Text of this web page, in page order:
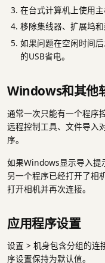
在台式计算机上使用主
移除集线器、扩展坞和
如果问题在空闲时间
的USB省电。
Windows和其他
通常一次只能有一个程序
远程控制工具、文件导入
序。
如果Windows显示导入提
另一个程序已经打开了相
打开相机并再次连接。
应用程序设置
设置 > 机身包含分组的连
序设置保持为默认值。